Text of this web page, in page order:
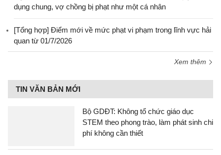
dụng chung, vợ chồng bị phạt như một cá nhân
[Tổng hợp] Điểm mới về mức phạt vi phạm trong lĩnh vực hải
quan từ 01/7/2026
Xem thêm
TIN VĂN BẢN MỚI
Bộ GDĐT: Không tổ chức giáo dục
STEM theo phong trào, làm phát sinh chi
phí không cần thiết